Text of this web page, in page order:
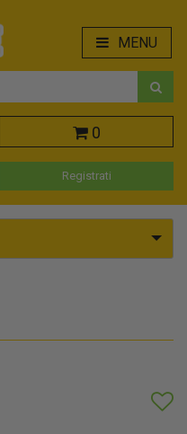
MENU
0
Registrati